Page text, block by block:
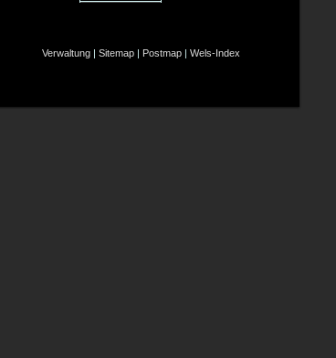
Verwaltung| Sitemap| Postmap| Wels-Index